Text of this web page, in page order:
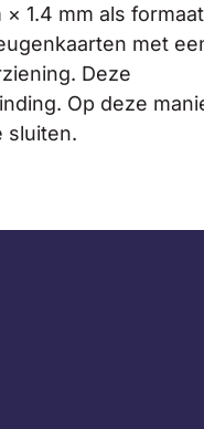
1.4 mm als
met
Deze
Op deze
sluiten.